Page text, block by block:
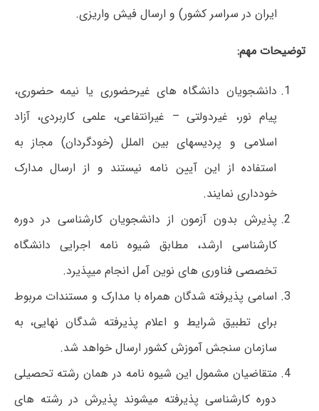
ایران در سراسر کشور) و ارسال فیش واریزی.
توضیحات مهم:
دانشجویان دانشگاه های غیرحضوری یا نیمه حضوری،
پیام نور، غیردولتی – غیرانتفاعی، علمی کاربردی، آزاد
اسلامی و پردیسهای بین الملل (خودگردان) مجاز به
استفاده از این آیین نامه نیستند و از ارسال مدارک
خودداری نمایند.
پذیرش بدون آزمون از دانشجویان کارشناسی در دوره
کارشناسی ارشد، مطابق شیوه نامه اجرایی دانشگاه
تخصصی فناوری های نوین آمل انجام میپذیرد.
اسامی پذیرفته شدگان همراه با مدارک و مستندات مربوط
برای تطبیق شرایط و اعلام پذیرفته شدگان نهایی، به
سازمان سنجش آموزش کشور ارسال خواهد شد.
متقاضیان مشمول این شیوه نامه در همان رشته تحصیلی
دوره کارشناسی پذیرفته میشوند پذیرش در رشته های